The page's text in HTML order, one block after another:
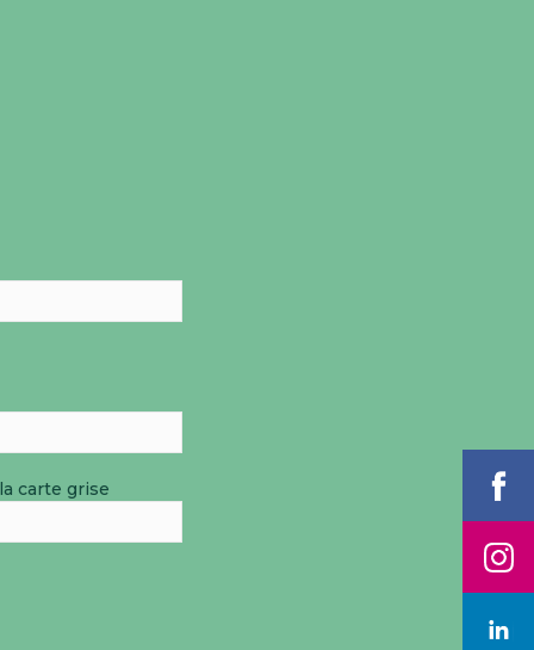
carte grise